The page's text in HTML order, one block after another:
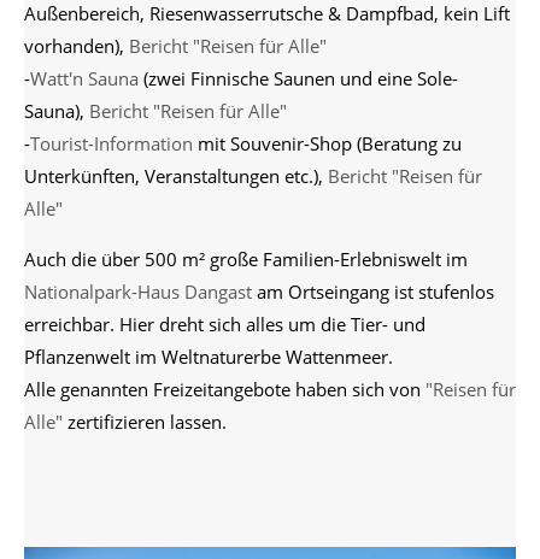
Außenbereich, Riesenwasserrutsche & Dampfbad, kein Lift
vorhanden), Bericht "Reisen für Alle"
-Watt'n Sauna (zwei Finnische Saunen und eine Sole-
Sauna), Bericht "Reisen für Alle"
-Tourist-Information mit Souvenir-Shop (Beratung zu
Unterkünften, Veranstaltungen etc.), Bericht "Reisen für
Alle"
Auch die über 500 m² große Familien-Erlebniswelt im
Nationalpark-Haus Dangast am Ortseingang ist stufenlos
erreichbar. Hier dreht sich alles um die Tier- und
Pflanzenwelt im Weltnaturerbe Wattenmeer.
Alle genannten Freizeitangebote haben sich von "Reisen für
Alle" zertifizieren lassen.